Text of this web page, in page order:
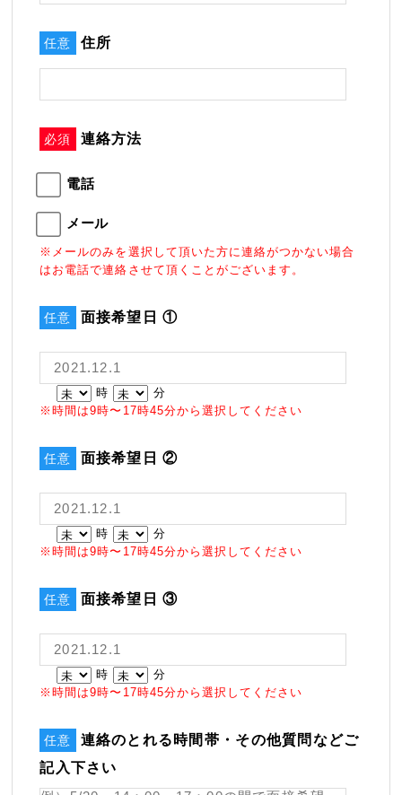
任意 住所
必須 連絡方法
電話
メール
※メールのみを選択して頂いた方に連絡がつかない場合
はお電話で連絡させて頂くことがございます。
任意 面接希望日 ①
時
分
※時間は9時〜17時45分から選択してください
任意 面接希望日 ②
時
分
※時間は9時〜17時45分から選択してください
任意 面接希望日 ③
時
分
※時間は9時〜17時45分から選択してください
任意
連絡のとれる時間帯・その他質問などご
記入下さい